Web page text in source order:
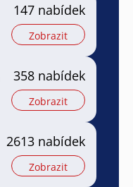
147 nabídek
Zobrazit
358 nabídek
Zobrazit
2613 nabídek
Zobrazit